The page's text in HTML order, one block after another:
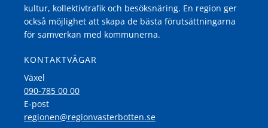
kultur, kollektivtrafik och besöksnäring. En region ger
också möjlighet att skapa de bästa förutsättningarna
för samverkan med kommunerna.
KONTAKTVÄGAR
Växel
090-785 00 00
E-post
regionen@regionvasterbotten.se